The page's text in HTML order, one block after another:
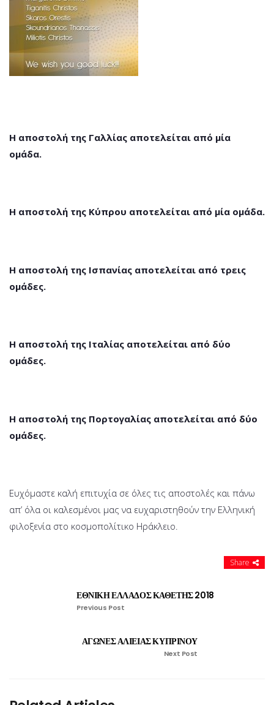
Η αποστολή της Γαλλίας αποτελείται από μία
ομάδα.
Η αποστολή της Κύπρου αποτελείται από μία ομάδα.
Η αποστολή της Ισπανίας αποτελείται από τρεις
ομάδες.
Η αποστολή της Ιταλίας αποτελείται από δύο
ομάδες.
Η αποστολή της Πορτογαλίας αποτελείται από δύο
ομάδες.
Ευχόμαστε καλή επιτυχία σε όλες τις αποστολές και πάνω
απ’ όλα οι καλεσμένοι μας να ευχαριστηθούν την Ελληνική
φιλοξενία στο κοσμοπολίτικο Ηράκλειο.
Share
ΕΘΝΙΚΗ ΕΛΛΑΔΟΣ ΚΑΘΕΤΗΣ 2018
Previous Post
ΑΓΩΝΕΣ ΑΛΙΕΙΑΣ ΚΥΠΡΙΝΟΥ
Next Post